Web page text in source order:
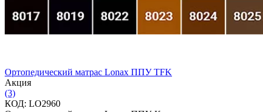
Ортопедический матрас Lonax ППУ TFK
Aкция
(3)
КОД: LO2960